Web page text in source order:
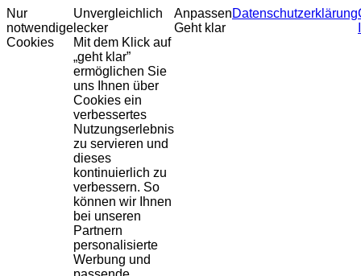
Nur
notwendige
Cookies
Unvergleichlich
lecker
Mit dem Klick auf
„geht klar”
ermöglichen Sie
uns Ihnen über
Cookies ein
verbessertes
Nutzungserlebnis
zu servieren und
dieses
kontinuierlich zu
verbessern. So
können wir Ihnen
bei unseren
Partnern
personalisierte
Werbung und
Anpassen
Geht klar
Datenschutzerklärung